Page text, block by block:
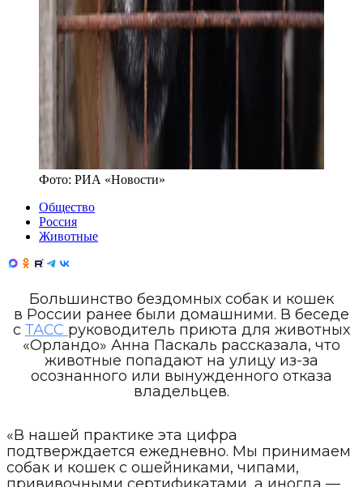
Фото: РИА «Новости»
Общество
Россия
Животные
Большинство бездомных собак и кошек
в России ранее были домашними. В беседе
с ТАСС руководитель приюта для животных
«Орландо» Анна Паскаль рассказала, что
животные попадают на улицу из-за
осознанного или вынужденного отказа
владельцев.
«В нашей практике эта цифра
подтверждается ежедневно. Мы принимаем
собак и кошек с ошейниками, чипами,